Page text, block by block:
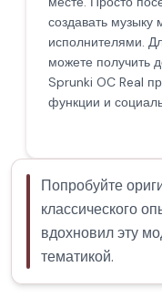
создавать
исполнителями.
можете получить
Sprunki OC Real
функции и
Попробуйте
классического
вдохновил эту
тематикой.